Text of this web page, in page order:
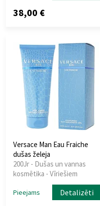
38,00 €
Versace Man Eau Fraiche
dušas želeja
200Jr - Dušas un vannas
kosmētika - Vīriešiem
Pieejams Detalizēti